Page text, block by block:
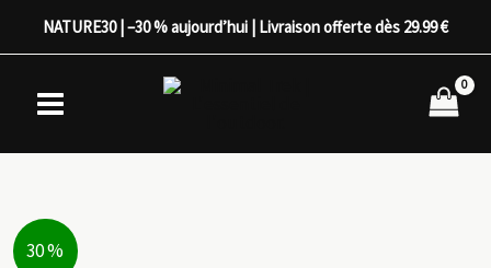
NATURE30 | –30 % aujourd’hui | Livraison offerte dès 29.99 €
30 %